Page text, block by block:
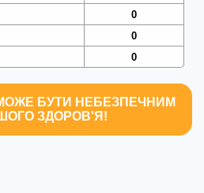
0
0
0
БУТИ НЕБЕЗПЕЧНИМ
ЗДОРОВ'Я!